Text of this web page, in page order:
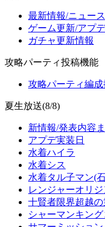
最新情報/ニュー
ゲーム更新/アプ
ガチャ更新情報
攻略パーティ投稿機能
攻略パーティ編成
夏生放送(8/8)
新情報/発表内容
アプデ実装日
水着ハイラ
水着シス
水着タル子マン(
レンジャーオリジ
十賢者限界超越の
シャーマンキン